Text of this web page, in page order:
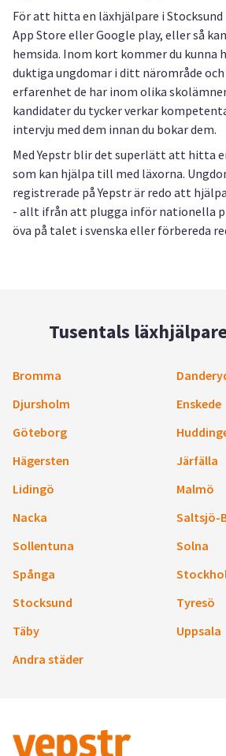
För att hitta en läxhjälpare i Stocksund
App Store eller Google play, eller så
hemsida. Inom kort kommer du kunna
duktiga ungdomar i ditt närområde
erfarenhet de har inom olika
kandidater du tycker verkar
intervju med dem innan du bokar dem.
Med Yepstr blir det superlätt att hitta
som kan hjälpa till med läxorna.
registrerade på Yepstr är redo att
- allt ifrån att plugga inför nationella
öva på talet i svenska eller förbereda
Tusentals
Bromma
Djursholm
Enskede
Göteborg
Hägersten
Järfälla
Lidingö
Malmö
Nacka
Saltsjö-
Sollentuna
Solna
Spånga
Stocksund
Tyresö
Täby
Uppsala
Andra städer